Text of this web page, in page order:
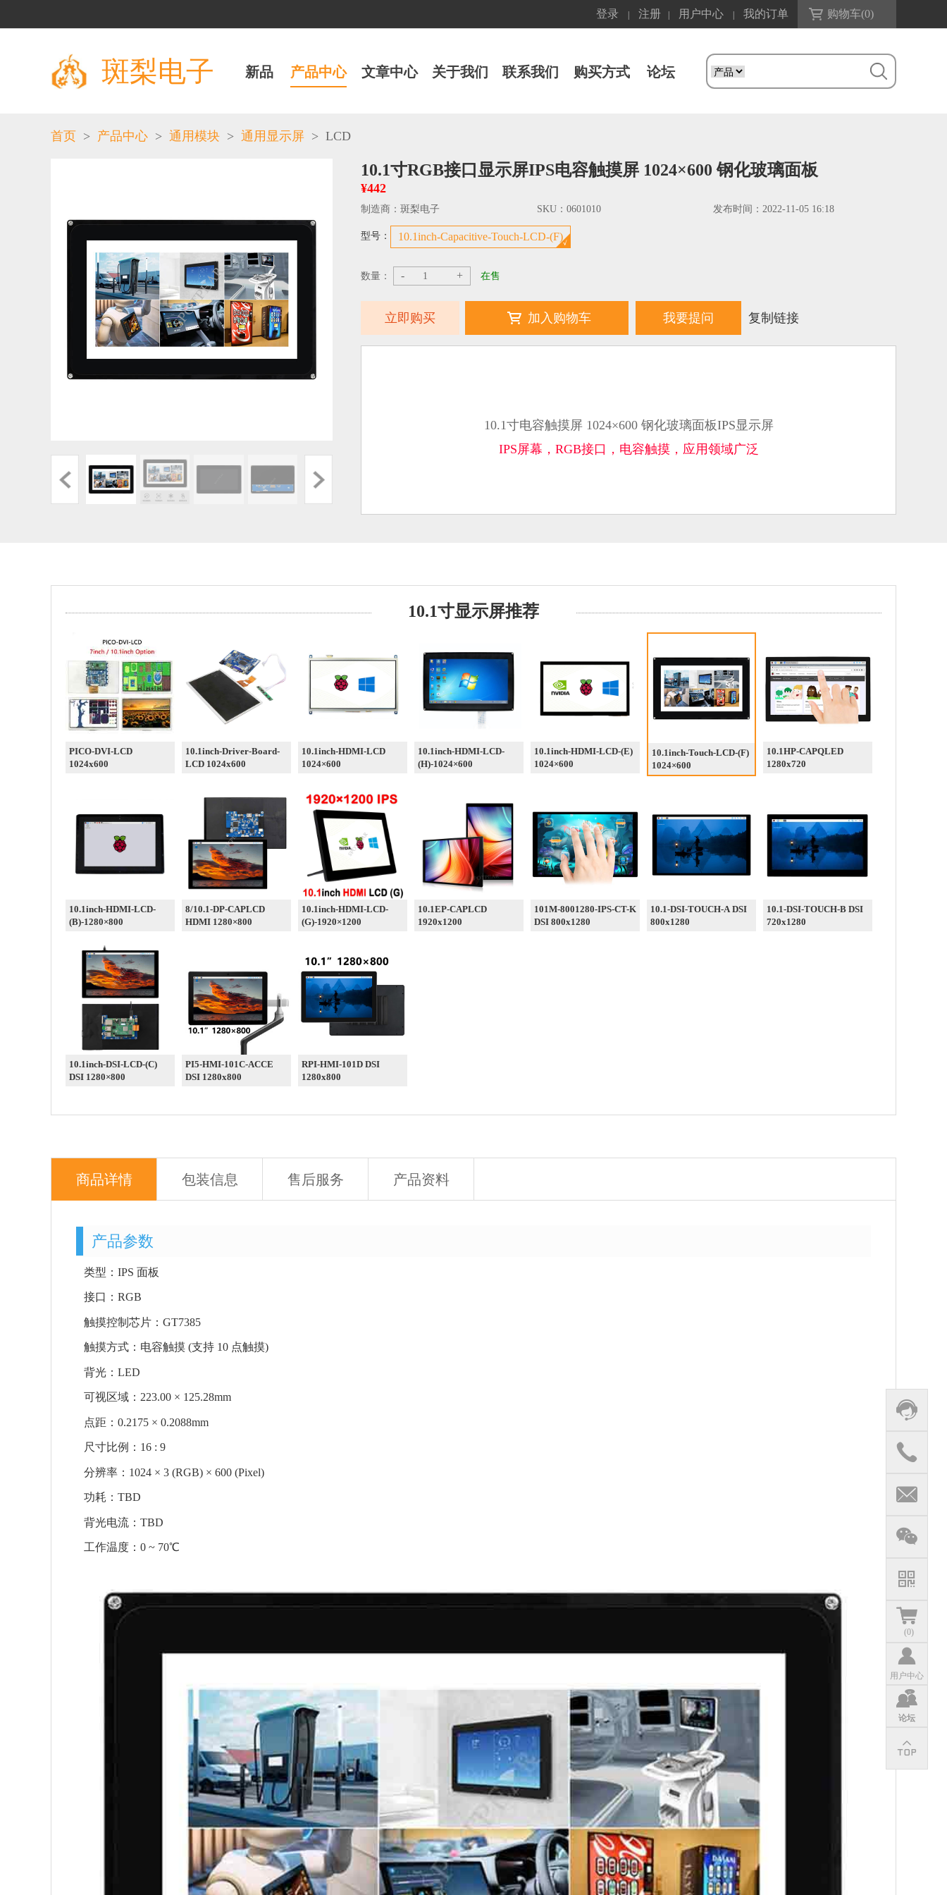
登录 注册 用户中心 我的订单 购物车(0)
斑梨电子 新品 产品中心 文章中心 关于我们 联系我们 购买方式 论坛
(0)
用户中心
论坛
首页 > 产品中心 > 通用模块 > 通用显示屏 > LCD
10.1寸RGB接口显示屏IPS电容触摸屏 1024×600 钢化玻璃面板
¥442
制造商： 斑梨电子 SKU： 0601010 发布时间： 2022-11-05 16:18
型号： 10.1inch-Capacitive-Touch-LCD-(F)
数量： - + 在售
立即购买 加入购物车 我要提问 复制链接
10.1寸电容触摸屏 1024×600 钢化玻璃面板IPS显示屏
IPS屏幕，RGB接口，电容触摸，应用领域广泛
10.1寸显示屏推荐
PICO-DVI-LCD
1024x600
10.1inch-Driver-Board-
LCD 1024x600
10.1inch-HDMI-LCD
1024×600
10.1inch-HDMI-LCD-
(H)-1024×600
10.1inch-HDMI-LCD-(E)
1024×600
10.1inch-Touch-LCD-(F)
1024×600
10.1HP-CAPQLED
1280x720
10.1inch-HDMI-LCD-
(B)-1280×800
8/10.1-DP-CAPLCD
HDMI 1280×800
10.1inch-HDMI-LCD-
(G)-1920×1200
10.1EP-CAPLCD
1920x1200
101M-8001280-IPS-CT-K
DSI 800x1280
10.1-DSI-TOUCH-A DSI
800x1280
10.1-DSI-TOUCH-B DSI
720x1280
10.1inch-DSI-LCD-(C)
DSI 1280×800
PI5-HMI-101C-ACCE
DSI 1280x800
RPI-HMI-101D DSI
1280x800
商品详情 包装信息 售后服务 产品资料
产品参数
类型：IPS 面板
接口：RGB
触摸控制芯片：GT7385
触摸方式：电容触摸 (支持 10 点触摸)
背光：LED
可视区域：223.00 × 125.28mm
点距：0.2175 × 0.2088mm
尺寸比例：16 : 9
分辨率：1024 × 3 (RGB) × 600 (Pixel)
功耗：TBD
背光电流：TBD
工作温度：0 ~ 70℃